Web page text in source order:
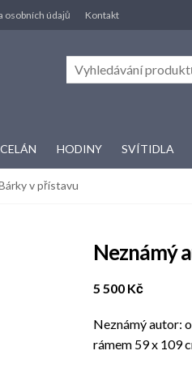
osobních údajů Kontakt
HODINY SVÍTIDLA
v přístavu
Neznámý
5 500 Kč
Neznámý autor:
rámem 59 x 109